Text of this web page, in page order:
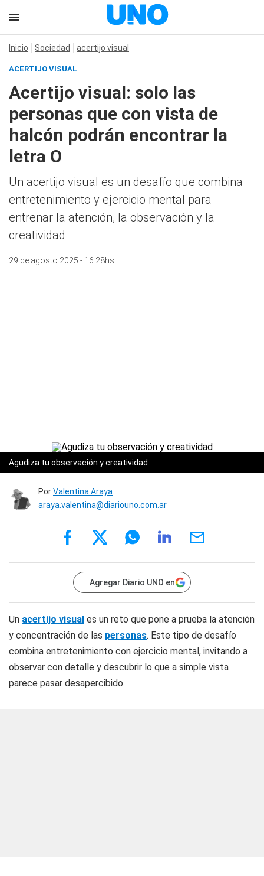
Inicio Sociedad acertijo visual
ACERTIJO VISUAL
Acertijo visual: solo las
personas que con vista de
halcón podrán encontrar la
letra O
Un acertijo visual es un desafío que combina
entretenimiento y ejercicio mental para
entrenar la atención, la observación y la
creatividad
29 de agosto 2025 - 16:28hs
Agudiza tu observación y creatividad
PorValentina Araya
araya.valentina@diariouno.com.ar
Agregar Diario UNO en
Un acertijo visual es un reto que pone a prueba la atención
y concentración de las personas. Este tipo de desafío
combina entretenimiento con ejercicio mental, invitando a
observar con detalle y descubrir lo que a simple vista
parece pasar desapercibido.